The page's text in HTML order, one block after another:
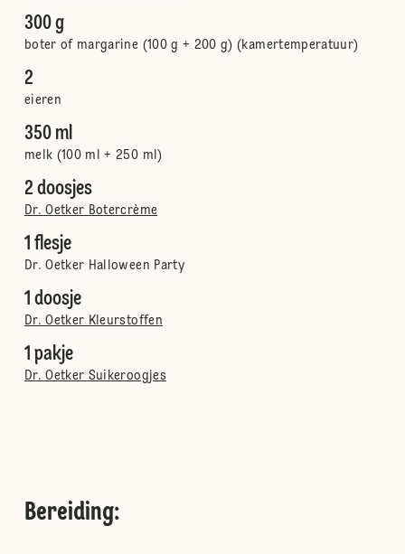
300 g
boter of margarine (100 g + 200 g) (kamertemperatuur)
2
eieren
350 ml
melk (100 ml + 250 ml)
2 doosjes
Dr. Oetker Botercrème
1 flesje
Dr. Oetker Halloween Party
1 doosje
Dr. Oetker Kleurstoffen
1 pakje
Dr. Oetker Suikeroogjes
Bereiding: